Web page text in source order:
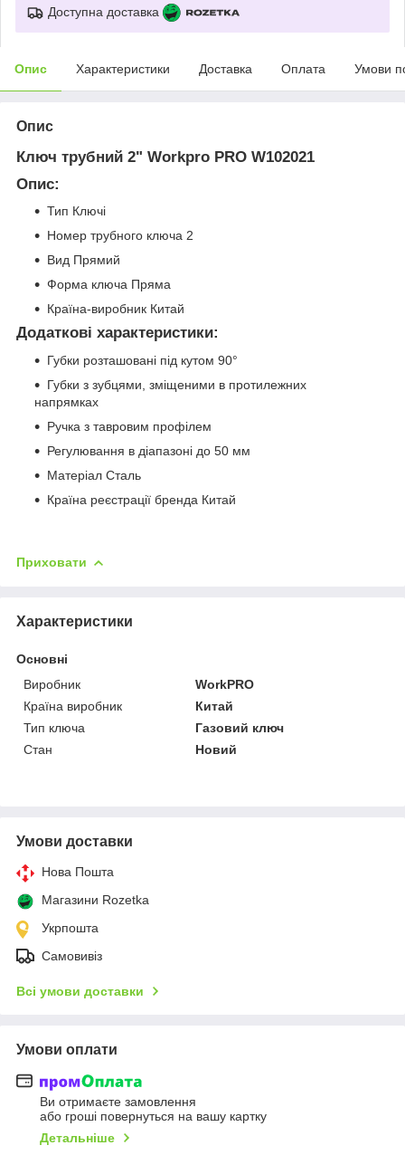
Доступна доставка
Опис Характеристики Доставка Оплата Умови
Опис
Ключ трубний 2" Workpro PRO W102021
Опис:
Тип Ключі
Номер трубного ключа 2
Вид Прямий
Форма ключа Пряма
Країна-виробник Китай
Додаткові характеристики:
Губки розташовані під кутом 90°
Губки з зубцями, зміщеними в протилежних
напрямках
Ручка з тавровим профілем
Регулювання в діапазоні до 50 мм
Матеріал Сталь
Країна реєстрації бренда Китай
Приховати
Характеристики
Основні
Виробник
WorkPRO
Країна виробник
Китай
Тип ключа
Газовий ключ
Стан
Новий
Умови доставки
Нова Пошта
Магазини Rozetka
Укрпошта
Самовивіз
Всі умови доставки
Умови оплати
Ви отримаєте замовлення
або гроші повернуться на вашу картку
Детальніше